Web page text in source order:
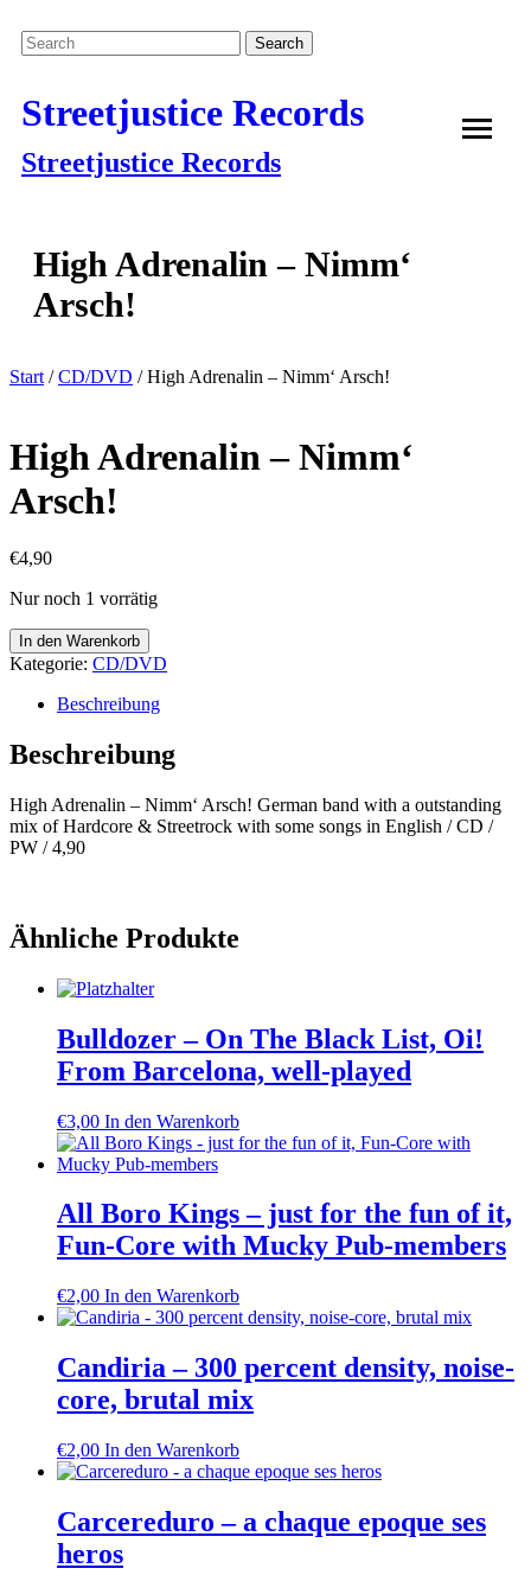
Streetjustice Records
Streetjustice Records
High Adrenalin – Nimm‘
Arsch!
Start /CD/DVD / High Adrenalin – Nimm‘ Arsch!
High Adrenalin – Nimm‘
Arsch!
€4,90
Nur noch 1 vorrätig
High
Adrenalin
Nimm‘
Menge
In den Warenkorb
Kategorie: CD/DVD
Beschreibung
Beschreibung
High Adrenalin – Nimm‘ Arsch! German band with a outstanding
mix of Hardcore & Streetrock with some songs in English / CD /
PW / 4,90
Ähnliche Produkte
Bulldozer – On The Black List, Oi!
From Barcelona, well-played
€3,00 In den Warenkorb
All Boro Kings – just for the fun of it,
Fun-Core with Mucky Pub-members
€2,00 In den Warenkorb
Candiria – 300 percent density, noise-
core, brutal mix
€2,00 In den Warenkorb
Carcereduro – a chaque epoque ses
heros